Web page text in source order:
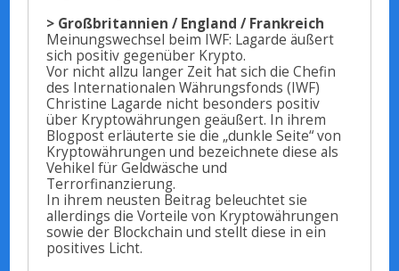
> Großbritannien / England / Frankreich
Meinungswechsel beim IWF: Lagarde äußert
sich positiv gegenüber Krypto.
Vor nicht allzu langer Zeit hat sich die Chefin
des Internationalen Währungsfonds (IWF)
Christine Lagarde nicht besonders positiv
über Kryptowährungen geäußert. In ihrem
Blogpost erläuterte sie die „dunkle Seite“ von
Kryptowährungen und bezeichnete diese als
Vehikel für Geldwäsche und
Terrorfinanzierung.
In ihrem neusten Beitrag beleuchtet sie
allerdings die Vorteile von Kryptowährungen
sowie der Blockchain und stellt diese in ein
positives Licht.